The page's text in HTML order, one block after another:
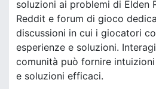
soluzioni ai problemi di Elden
Reddit e forum di gioco
discussioni in cui i giocatori
esperienze e soluzioni.
comunità può fornire
e soluzioni efficaci.